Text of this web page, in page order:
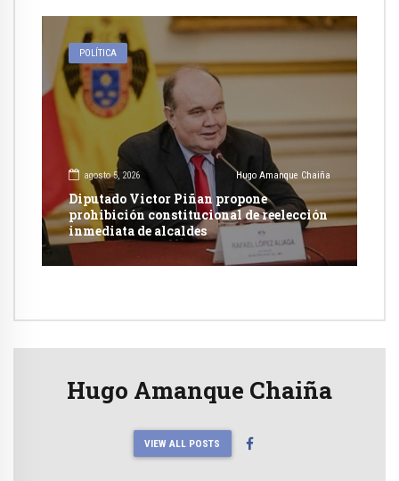
POLÍTICA
agosto 5, 2026 Hugo Amanque Chaiña
Diputado Victor Piñan propone
prohibición constitucional de reelección
inmediata de alcaldes
Hugo Amanque Chaiña
VIEW ALL POSTS